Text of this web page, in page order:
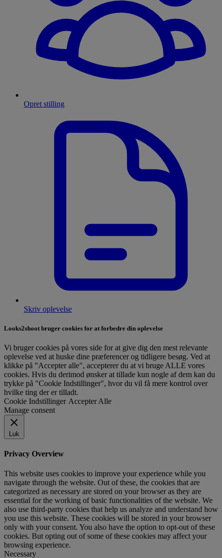
Opret stilling
Skriv oplevelse
Looks2shoot bruger cookies for at forbedre din oplevelse
Vi bruger cookies på vores side for at give dig den mest relevante
oplevelse ved at huske dine præferencer og tidligere besøg. Ved at
klikke på "Accepter alle", accepterer du at vi bruge ALLE vores
cookies. Hvis du derimod ønsker at tillade kun nogle af dem kan du
trykke på "Cookie Indstillinger", hvor du vil få mere kontrol over
hvilke ting der er tilladt.
Cookie Indstillinger Accepter Alle
Manage consent
Luk
Privacy Overview
This website uses cookies to improve your experience while you
navigate through the website. Out of these, the cookies that are
categorized as necessary are stored on your browser as they are
essential for the working of basic functionalities of the website. We
also use third-party cookies that help us analyze and understand how
you use this website. These cookies will be stored in your browser
only with your consent. You also have the option to opt-out of these
cookies. But opting out of some of these cookies may affect your
browsing experience.
Necessary